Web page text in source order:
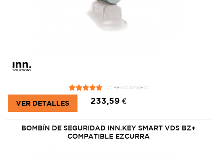
72 REVISIÓN(ES)
233,59 €
VER DETALLES
BOMBÍN DE SEGURIDAD INN.KEY SMART VDS BZ+
COMPATIBLE EZCURRA